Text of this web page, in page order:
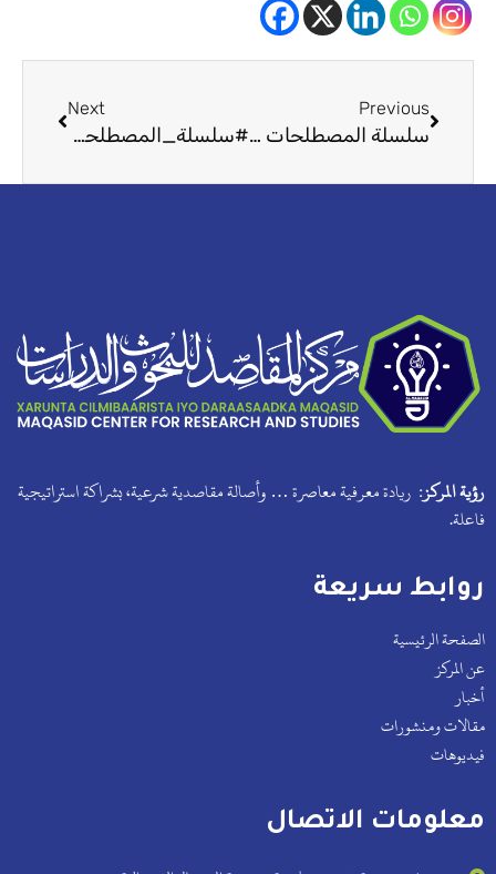
Previous
سلسلة المصطلحات المقاصدية (6)
Next
#سلسلة_المصطلحات_المقاصدية (8)
رؤية المركز: ريادة معرفية معاصرة … وأصالة مقاصدية شرعية، بشراكة استراتيجية
فاعلة.
روابط سريعة
الصفحة الرئيسية
عن المركز
أخبار
مقالات ومنشورات
فيديوهات
معلومات الاتصال